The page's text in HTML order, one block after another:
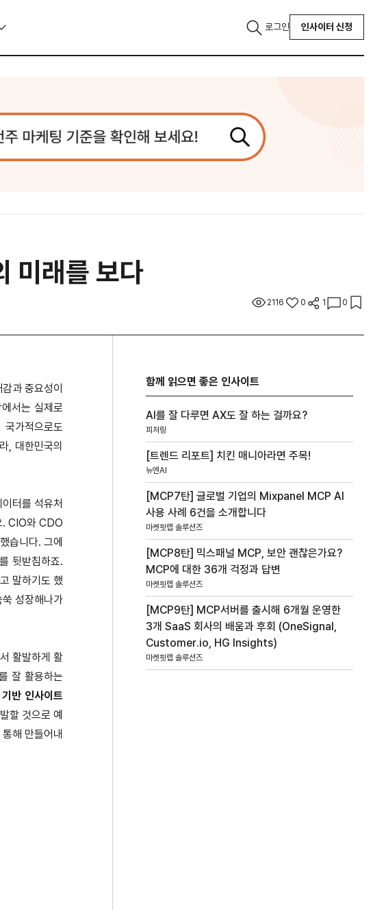
로그인 인사이터 신청
미래를 보다
2116 0 1 0
과 중요성이
서는 실제로
가적으로도
대한민국의
터를 석유처
. CIO와 CDO
습니다. 그에
뒷받침하죠.
고 말하기도 했
성장해나가
활발하게 활
잘 활용하는
반 인사이트
할 것으로 예
해 만들어내
함께 읽으면 좋은 인사이트
AI를 잘 다루면 AX도 잘 하는 걸까요?
피처링
[트렌드 리포트] 치킨 매니아라면 주목!
뉴엔AI
[MCP7탄] 글로벌 기업의 Mixpanel MCP AI
사용 사례 6건을 소개합니다
마켓핏랩 솔루션즈
[MCP8탄] 믹스패널 MCP, 보안 괜찮은가요?
MCP에 대한 36개 걱정과 답변
마켓핏랩 솔루션즈
[MCP9탄] MCP서버를 출시해 6개월 운영한
3개 SaaS 회사의 배움과 후회 (OneSignal,
Customer.io, HG Insights)
마켓핏랩 솔루션즈